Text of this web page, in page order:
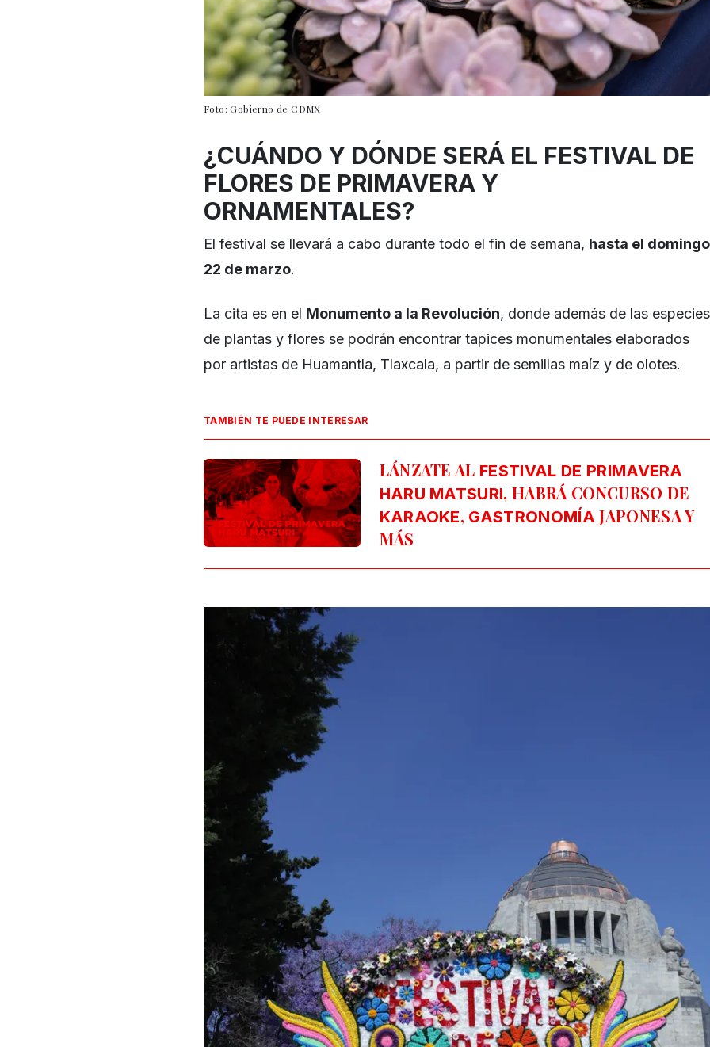
Foto: Gobierno de CDMX
¿CUÁNDO Y DÓNDE SERÁ EL FESTIVAL DE
FLORES DE PRIMAVERA Y
ORNAMENTALES?
El festival se llevará a cabo durante todo el fin de semana, hasta el domingo
22 de marzo.
La cita es en el Monumento a la Revolución, donde además de las especies
de plantas y flores se podrán encontrar tapices monumentales elaborados
por artistas de Huamantla, Tlaxcala, a partir de semillas maíz y de olotes.
TAMBIÉN TE PUEDE INTERESAR
LÁNZATE AL FESTIVAL DE PRIMAVERA
HARU MATSURI, HABRÁ CONCURSO DE
KARAOKE, GASTRONOMÍA JAPONESA Y
MÁS